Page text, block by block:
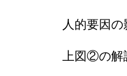
人的要因
上図②の解